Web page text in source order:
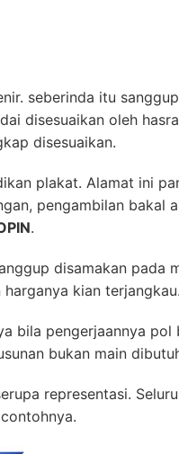
seberinda itu
disesuaikan oleh
disesuaikan.
plakat. Alamat ini
pengambilan bakal
.
disamakan pada
kian terjangkau.
bila pengerjaannya pol
bukan main
representasi.